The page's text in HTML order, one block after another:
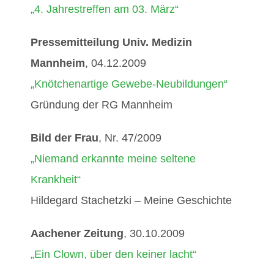
„4. Jahrestreffen am 03. März“
Pressemitteilung Univ. Medizin
Mannheim, 04.12.2009
„Knötchenartige Gewebe-Neubildungen“
Gründung der RG Mannheim
Bild der Frau, Nr. 47/2009
„Niemand erkannte meine seltene
Krankheit“
Hildegard Stachetzki – Meine Geschichte
Aachener Zeitung, 30.10.2009
„Ein Clown, über den keiner lacht“